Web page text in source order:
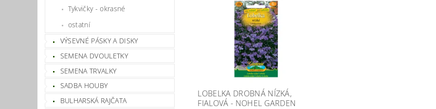
Tykvičky - okrasné
ostatní
VÝSEVNÉ PÁSKY A DISKY
SEMENA DVOULETKY
SEMENA TRVALKY
SADBA HOUBY
BULHARSKÁ RAJČATA
LOBELKA DROBNÁ NÍZKÁ,
FIALOVÁ - NOHEL GARDEN